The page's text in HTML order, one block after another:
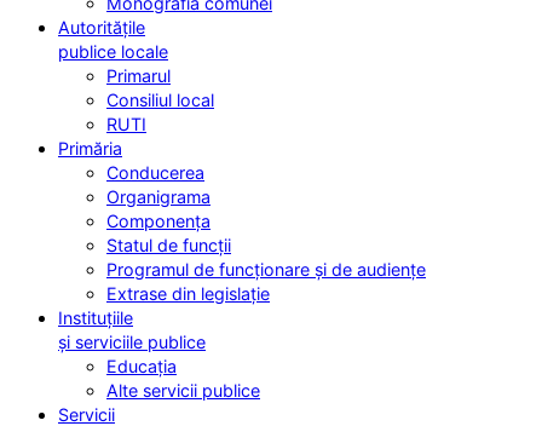
Autoritățile
publice locale
Primarul
Consiliul local
RUTI
Primăria
Conducerea
Organigrama
Componența
Statul de funcții
Programul de funcționare și de audiențe
Extrase din legislație
Instituțiile
și serviciile publice
Educația
Alte servicii publice
Servicii